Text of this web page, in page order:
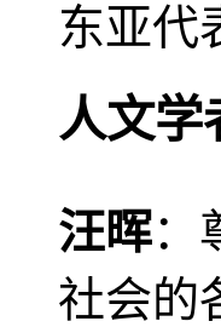
东亚代
人文学
汪晖：
社会的